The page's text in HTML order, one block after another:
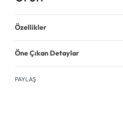
Özellikler
Öne Çıkan Detaylar
PAYLAŞ